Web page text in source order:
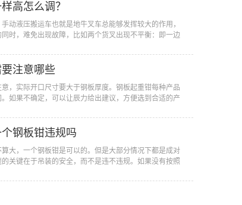
高怎么调？
动液压搬运车也就是地牛叉车总能够发挥较大的作用，
时，难免出现故障，比如两个货叉出现不平衡：即一边
注意哪些
，实际开口尺寸要大于钢板厚度。钢板起重钳每种产品
如果不确定，可以让辰力给出建议，方便选到合适的产
钢板钳违规吗
大，一个钢板钳是可以的。但是大部分情况下都是成对
关键在于吊装的安全，而不是违不违规。如果没有按照